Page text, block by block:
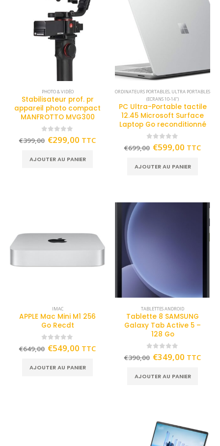
PHOTO & VIDÉO
Stabilisateur prof. pr
appareil photo compact
MANFROTTO MVG300
out of 5
€399,00 €299,00 TTC
AJOUTER AU PANIER
ORDINATEURS PORTABLES, ULTRA PORTABLES
(ECRANS 10-14")
PC Ultra-Portable tactile
12.45 Microsoft Surface
Laptop Go reconditionné
out of 5
€699,00 €599,00 TTC
AJOUTER AU PANIER
IMAC
APPLE Mac Mini M1 256
Go Recdt
out of 5
€649,00 €549,00 TTC
AJOUTER AU PANIER
TABLETTES ANDROID
Tablette 8 SAMSUNG
Galaxy Tab Active 5 –
128 Go
out of 5
€390,00 €349,00 TTC
AJOUTER AU PANIER